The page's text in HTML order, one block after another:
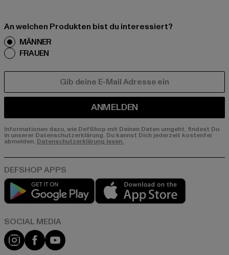
An welchen Produkten bist du interessiert?
MÄNNER
FRAUEN
ANMELDEN
Informationen dazu, wie DefShop mit Deinen Daten umgeht, findest Du
in unserer Datenschutzerklärung. Du kannst Dich jederzeit kostenfei
abmelden. Datenschutzerklärung lesen.
Play market
Instagram
FacebookYouTube